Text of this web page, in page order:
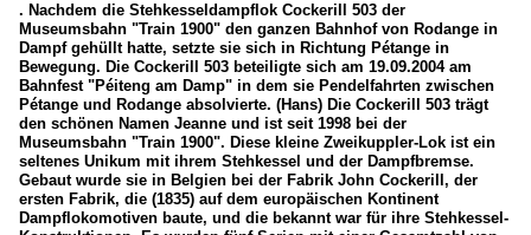
. Nachdem die Stehkesseldampflok Cockerill 503 der
Museumsbahn "Train 1900" den ganzen Bahnhof von Rodange in
Dampf gehüllt hatte, setzte sie sich in Richtung Pétange in
Bewegung. Die Cockerill 503 beteiligte sich am 19.09.2004 am
Bahnfest "Péiteng am Damp" in dem sie Pendelfahrten zwischen
Pétange und Rodange absolvierte. (Hans) Die Cockerill 503 trägt
den schönen Namen Jeanne und ist seit 1998 bei der
Museumsbahn "Train 1900". Diese kleine Zweikuppler-Lok ist ein
seltenes Unikum mit ihrem Stehkessel und der Dampfbremse.
Gebaut wurde sie in Belgien bei der Fabrik John Cockerill, der
ersten Fabrik, die (1835) auf dem europäischen Kontinent
Dampflokomotiven baute, und die bekannt war für ihre Stehkessel-